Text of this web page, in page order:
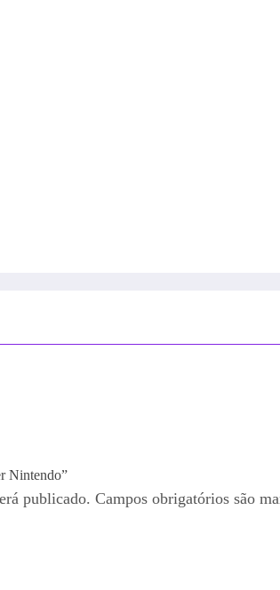
Nintendo”
publicado. Campos obrigatórios são